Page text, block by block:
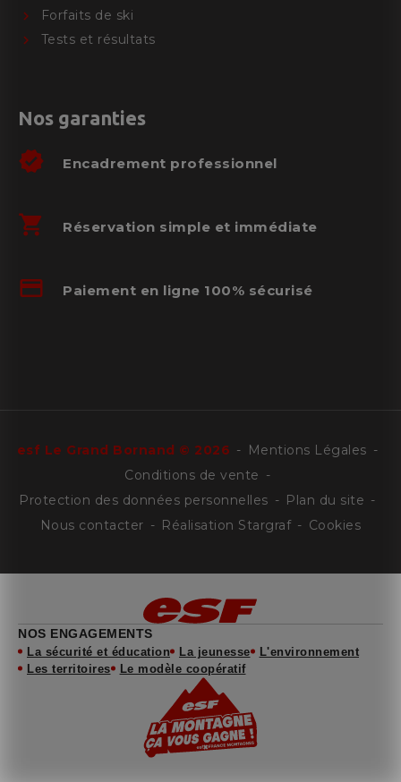
Forfaits de ski
Tests et résultats
Nos garanties
verified Encadrement professionnel
shopping_cart Réservation simple et immédiate
credit_card Paiement en ligne 100% sécurisé
esf Le Grand Bornand © 2026
Mentions Légales
Conditions de vente
Protection des données personnelles
Plan du site
Nous contacter
Réalisation Stargraf Cookies
NOS ENGAGEMENTS
La sécurité et éducation La jeunesse
L'environnement
Les territoires
Le modèle coopératif